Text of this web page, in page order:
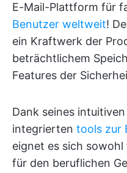
E-Mail-Plattform für
Benutzer weltweit!
ein Kraftwerk der
beträchtlichem
Features der
Dank seines
integrierten tools zur
eignet es sich
für den beruflichen